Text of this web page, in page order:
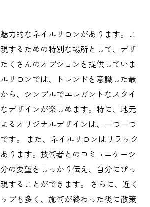
力的なネイルサロンがあります。こ
するための特別な場所として、デザ
くさんのオプションを提供していま
サロンでは、トレンドを意識した最
ら、シンプルでエレガントなスタイ
デザインが楽しめます。特に、地元
るオリジナルデザインは、一つ一つ
す。 また、ネイルサロンはリラック
ります。技術者とのコミュニケーシ
の要望をしっかり伝え、自分にぴっ
することができます。 さらに、近く
プも多く、施術が終わった後に散策